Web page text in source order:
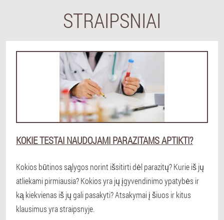
STRAIPSNIAI
KOKIE TESTAI NAUDOJAMI PARAZITAMS APTIKTI?
Kokios būtinos sąlygos norint išsitirti dėl parazitų? Kurie iš jų
atliekami pirmiausia? Kokios yra jų įgyvendinimo ypatybės ir
ką kiekvienas iš jų gali pasakyti? Atsakymai į šiuos ir kitus
klausimus yra straipsnyje.